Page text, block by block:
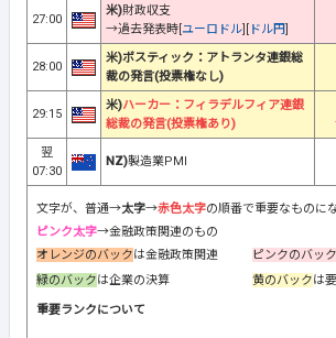
27:00
米)財政収支
→過去発表時[ ユーロドル ドル円
28:00
米)ボスティック：アトランタ連銀総
裁の発言(投票権なし)
29:15
米)ハーカー：フィラデルフィア連銀
総裁の発言(投票権あり)
翌
07:30
NZ)製造業PMI
文字が、普通→太字→赤色太字の順番で重要なものにな
ピンク太字→金融政策関連のもの
オレンジのバックは金融政策関連 ピンクのバック
緑のバックは企業の決算 黄のバックは
重要ランクについて